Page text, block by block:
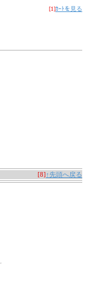
[1]ｶｰﾄを見る
[8]↑先頭へ戻る